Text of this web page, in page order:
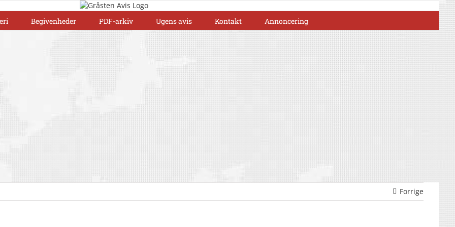
Begivenheder PDF-arkiv Ugens avis Kontakt Annoncering
Forrige